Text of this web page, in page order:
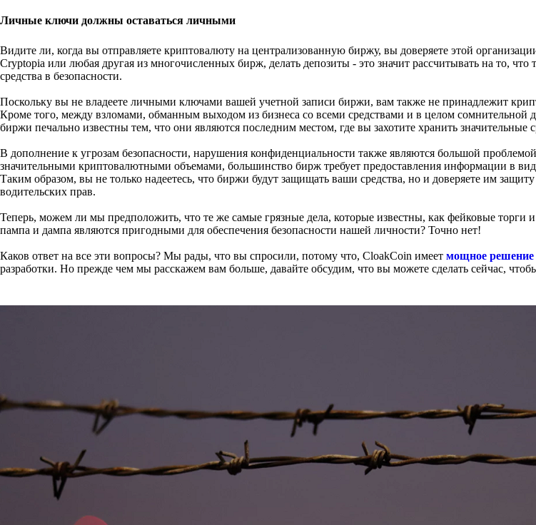
Личные ключи должны оставаться личными
Видите ли, когда вы отправляете криптовалюту на централизованную биржу, вы доверяете этой
Cryptopia или любая другая из многочисленных бирж, делать депозиты - это значит рассчитывать на то, что
средства в безопасности.
Поскольку вы не владеете личными ключами вашей учетной записи биржи, вам также не принадлежит
Кроме того, между взломами, обманным выходом из бизнеса со всеми средствами и в целом сомнительной
биржи печально известны тем, что они являются последним местом, где вы захотите хранить значительные
В дополнение к угрозам безопасности, нарушения конфиденциальности также являются большой
значительными криптовалютными объемами, большинство бирж требует предоставления информации в
Таким образом, вы не только надеетесь, что биржи будут защищать ваши средства, но и доверяете им
водительских прав.
Теперь, можем ли мы предположить, что те же самые грязные дела, которые известны, как фейковые торги
пампа и дампа являются пригодными для обеспечения безопасности нашей личности? Точно нет!
Каков ответ на все эти вопросы? Мы рады, что вы спросили, потому что, CloakCoin имеет мощное решение
разработки. Но прежде чем мы расскажем вам больше, давайте обсудим, что вы можете сделать сейчас,